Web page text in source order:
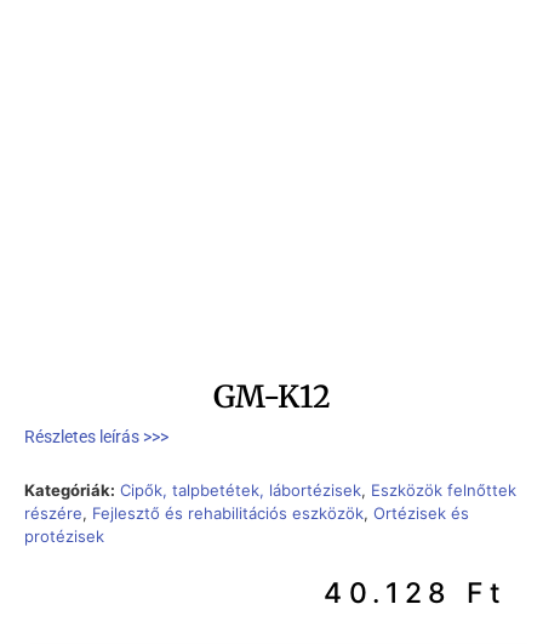
GM-K12
Részletes leírás >>>
Kategóriák: Cipők, talpbetétek, lábortézisek, Eszközök felnőttek
részére, Fejlesztő és rehabilitációs eszközök, Ortézisek és
protézisek
40.128 Ft